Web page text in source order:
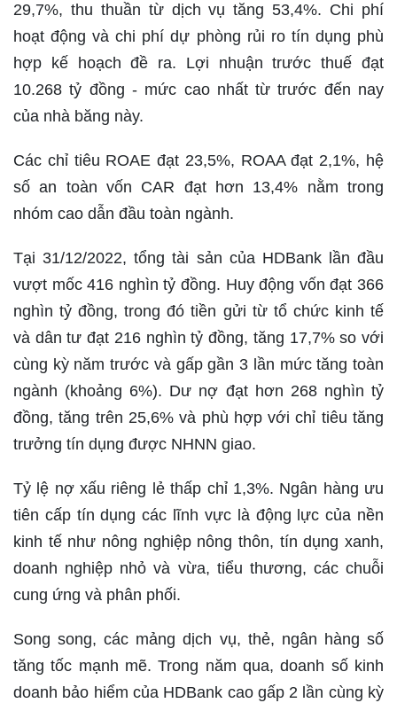
29,7%, thu thuần từ dịch vụ tăng 53,4%. Chi phí
hoạt động và chi phí dự phòng rủi ro tín dụng phù
hợp kế hoạch đề ra. Lợi nhuận trước thuế đạt
10.268 tỷ đồng - mức cao nhất từ trước đến nay
của nhà băng này.
Các chỉ tiêu ROAE đạt 23,5%, ROAA đạt 2,1%, hệ
số an toàn vốn CAR đạt hơn 13,4% nằm trong
nhóm cao dẫn đầu toàn ngành.
Tại 31/12/2022, tổng tài sản của HDBank lần đầu
vượt mốc 416 nghìn tỷ đồng. Huy động vốn đạt 366
nghìn tỷ đồng, trong đó tiền gửi từ tổ chức kinh tế
và dân tư đạt 216 nghìn tỷ đồng, tăng 17,7% so với
cùng kỳ năm trước và gấp gần 3 lần mức tăng toàn
ngành (khoảng 6%). Dư nợ đạt hơn 268 nghìn tỷ
đồng, tăng trên 25,6% và phù hợp với chỉ tiêu tăng
trưởng tín dụng được NHNN giao.
Tỷ lệ nợ xấu riêng lẻ thấp chỉ 1,3%. Ngân hàng ưu
tiên cấp tín dụng các lĩnh vực là động lực của nền
kinh tế như nông nghiệp nông thôn, tín dụng xanh,
doanh nghiệp nhỏ và vừa, tiểu thương, các chuỗi
cung ứng và phân phối.
Song song, các mảng dịch vụ, thẻ, ngân hàng số
tăng tốc mạnh mẽ. Trong năm qua, doanh số kinh
doanh bảo hiểm của HDBank cao gấp 2 lần cùng kỳ